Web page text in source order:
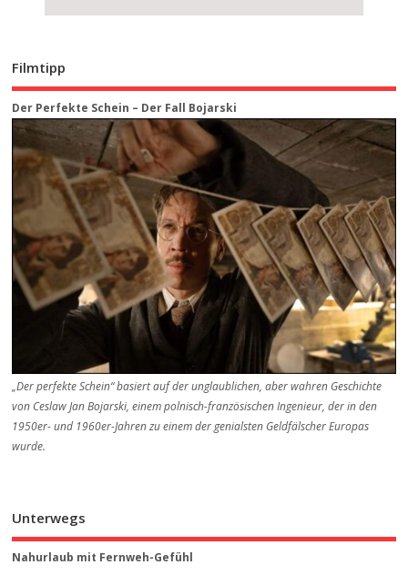
Filmtipp
Der Perfekte Schein – Der Fall Bojarski
„Der perfekte Schein“ basiert auf der unglaublichen, aber wahren Geschichte
von Ceslaw Jan Bojarski, einem polnisch-französischen Ingenieur, der in den
1950er- und 1960er-Jahren zu einem der genialsten Geldfälscher Europas
wurde.
Unterwegs
Nahurlaub mit Fernweh-Gefühl